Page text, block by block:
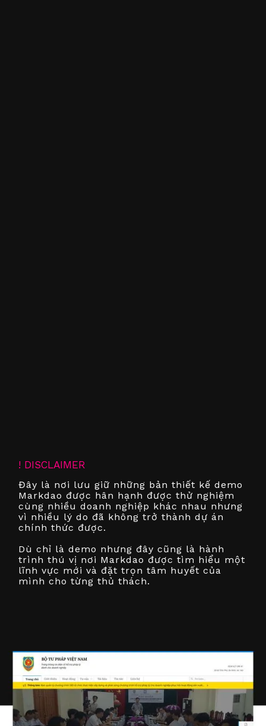
! DISCLAIMER
Đây là nơi lưu giữ những bản thiết kế demo
Markdao được hân hạnh được thử nghiệm
cùng nhiều doanh nghiệp khác nhau nhưng
vì nhiều lý do đã không trở thành dự án
chính thức được.
Dù chỉ là demo nhưng đây cũng là hành
trình thú vị nơi Markdao được tìm hiểu một
lĩnh vực mới và đặt trọn tâm huyết của
mình cho từng thủ thách.